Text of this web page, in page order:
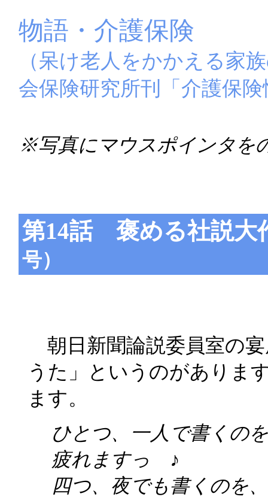
物語・介護保険
（呆け老人をかかえる家
会保険研究所刊「介護保
※写真にマウスポインタを
第14話 褒める社説大
号）
朝日新聞論説委員室の
うた」というのがありま
ます。
ひとつ、一人で書くの
疲れますっ ♪
四つ、夜でも書くのを